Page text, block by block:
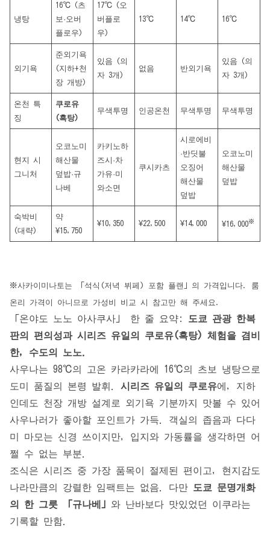
냉탕
16℃ (츠
보·오버
플로우)
17℃ (오
버플로
우)
13℃ 14℃ 16℃
외기욕
준외기욕
(지하+천
장 개방)
있음 (의
자 3개)
없음 반외기욕
있음 (의
자 3개)
온천 특
징
쿠로유
(흑탕)
무색투명 인공온천 무색투명 무색투명
현지 시
그니처
오코노미
해산물
덮밥·규
나베
카키노하
즈시·차
가유·미
와소면
쿠시카츠
시로에비
·반딧불
오징어
해산물
덮밥
오코노미
해산물
덮밥
숙박비
(대략)
약
¥15,750
¥10,350 ¥22,500 ¥14,000 ¥16,000※
※사카이미나토는 「석식(저녁 뷔페) 포함 플랜」의 가격입니다. 룸
온리 가격이 아니므로 가성비 비교 시 참고만 해 주세요.
「온야도 노노 아사쿠사」 한 줄 요약:
도쿄 관광 한복
판의 편의성과 시리즈 유일의 쿠로유(흑탕) 체험을 겸비
한, 수도의 노노.
사우나는 98℃의 고온 카라카라에 16℃의 츠보 냉탕으로
도미 품질의 본령 발휘. 시리즈 유일의 쿠로유에, 지하
인데도 천장 개방 설계로 외기욕 기분까지 맛볼 수 있어
사우나러가 좋아할 포인트가 가득. 객실의 좁음과 다다
미 마모는 신경 쓰이지만, 입지와 가동률을 생각하면 어
쩔 수 없는 부분.
조식은 시리즈 중 가장 품목이 절제된 편이고, 현지감도
나라만큼의 강렬한 임팩트는 없음. 다만
도쿄 문명개화
의 한 그릇 「규나베」 와 난바보다 맛있었던 이쿠라는
기록할 만함.